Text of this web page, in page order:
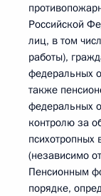
Российской
лиц, в том
работы),
федеральных
также
федеральных
контролю за
(независимо
Пенсионным
порядке,